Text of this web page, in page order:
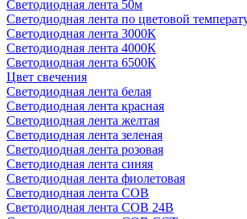
Светодиодная лента 50м
Светодиодная лента по цветовой
Светодиодная лента 3000К
Светодиодная лента 4000К
Светодиодная лента 6500К
Цвет свечения
Светодиодная лента белая
Светодиодная лента красная
Светодиодная лента желтая
Светодиодная лента зеленая
Светодиодная лента розовая
Светодиодная лента синяя
Светодиодная лента фиолетовая
Светодиодная лента COB
Светодиодная лента COB 24В